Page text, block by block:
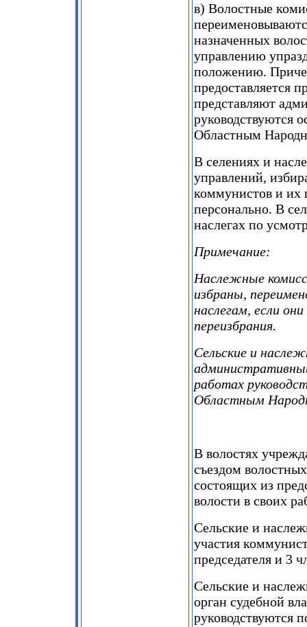
в) Волостные
назначенных
управлению
положению.
предоставляется
представляют
руководствуются
Областным
В селениях и
управлений,
коммунистов и их
персонально. В
наслегах по
Примечание:
Наслежные
избраны,
наслегам, если
переизбрания.
Сельские и
работах
Областным
В волостях
съездом
состоящих из
волости в своих
Сельские и
участия
председателя и 3
Сельские и
орган судебной
руководствуются